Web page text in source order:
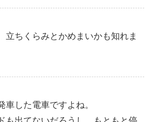
立ちくらみとかめまいかも知れま
車した電車ですよね。